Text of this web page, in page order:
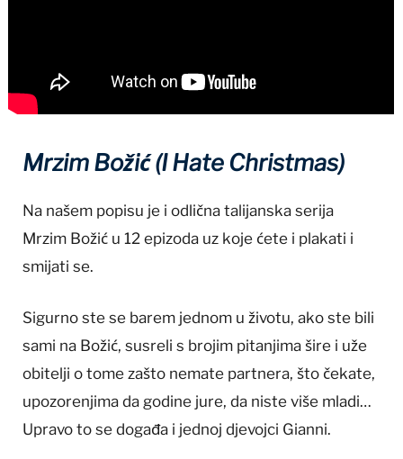
Mrzim Božić (I Hate Christmas)
Na našem popisu je i odlična talijanska serija
Mrzim Božić u 12 epizoda uz koje ćete i plakati i
smijati se.
Sigurno ste se barem jednom u životu, ako ste bili
sami na Božić, susreli s brojim pitanjima šire i uže
obitelji o tome zašto nemate partnera, što čekate,
upozorenjima da godine jure, da niste više mladi…
Upravo to se događa i jednoj djevojci Gianni.